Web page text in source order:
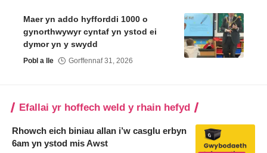
Maer yn addo hyfforddi 1000 o
gynorthwywyr cyntaf yn ystod ei
dymor yn y swydd
Pobl a lle Gorffennaf 31, 2026
Efallai yr hoffech weld y rhain hefyd
Rhowch eich biniau allan i’w casglu erbyn
6am yn ystod mis Awst